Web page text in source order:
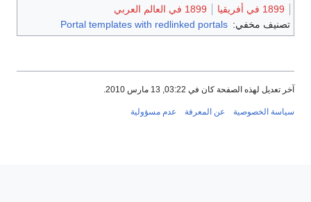
1899 في أفريقيا
1899 في العالم العربي
تصنيف مخفي: Portal templates with redlinked portals
آخر تعديل لهذه الصفحة كان في 03:22, 13 مارس 2010.
سياسة الخصوصية عن المعرفة عدم مسؤولية